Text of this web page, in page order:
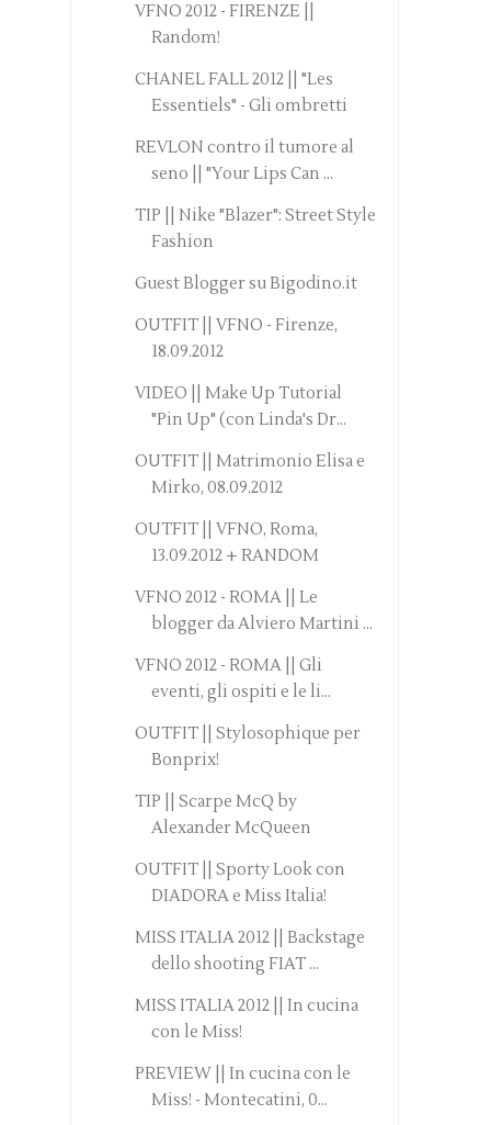
VFNO 2012 - FIRENZE ||
Random!
CHANEL FALL 2012 || "Les
Essentiels" - Gli ombretti
REVLON contro il tumore al
seno || "Your Lips Can ...
TIP || Nike "Blazer": Street Style
Fashion
Guest Blogger su Bigodino.it
OUTFIT || VFNO - Firenze,
18.09.2012
VIDEO || Make Up Tutorial
"Pin Up" (con Linda's Dr...
OUTFIT || Matrimonio Elisa e
Mirko, 08.09.2012
OUTFIT || VFNO, Roma,
13.09.2012 + RANDOM
VFNO 2012 - ROMA || Le
blogger da Alviero Martini ...
VFNO 2012 - ROMA || Gli
eventi, gli ospiti e le li...
OUTFIT || Stylosophique per
Bonprix!
TIP || Scarpe McQ by
Alexander McQueen
OUTFIT || Sporty Look con
DIADORA e Miss Italia!
MISS ITALIA 2012 || Backstage
dello shooting FIAT ...
MISS ITALIA 2012 || In cucina
con le Miss!
PREVIEW || In cucina con le
Miss! - Montecatini, 0...